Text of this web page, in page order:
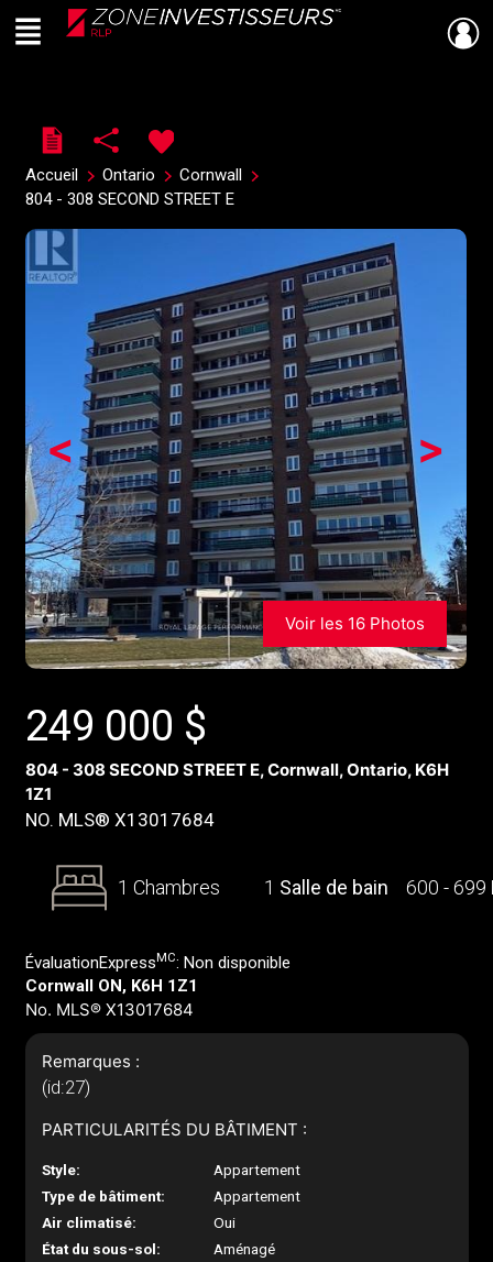
Live
En Direct
Menu
Accueil Ontario
Cornwall
804 - 308 SECOND STREET E
>
<
Voir les 16 Photos
249 000 $
804 - 308 SECOND STREET E, Cornwall, Ontario, K6H
1Z1
NO. MLS® X13017684
1 Chambres 1 Salle de bain 600 - 699
ÉvaluationExpress MC: Non disponible
Cornwall ON, K6H 1Z1
No. MLS® X13017684
Remarques :
(id:27)
PARTICULARITÉS DU BÂTIMENT :
Style:
Appartement
Type de bâtiment:
Appartement
Air climatisé:
Oui
État du sous-sol:
Aménagé